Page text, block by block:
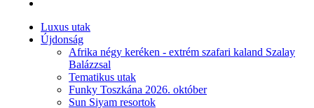
Luxus utak
Újdonság
Afrika négy keréken - extrém szafari kaland Szalay
Balázzsal
Tematikus utak
Funky Toszkána 2026. október
Sun Siyam resortok